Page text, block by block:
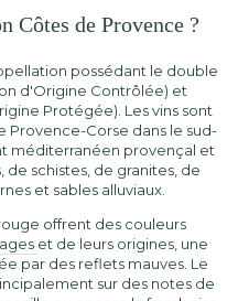
Côtes de Provence ?
possédant le double
d'Origine Contrôlée) et
Protégée). Les vins sont
Provence-Corse dans le sud-
méditerranéen provençal et
schistes, de granites, de
et sables alluviaux.
offrent des couleurs
et de leurs origines, une
par des reflets mauves. Le
sur des notes de